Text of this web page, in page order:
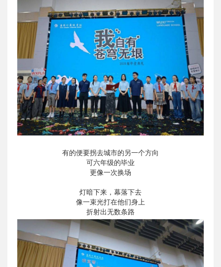
有的便要拐去城市的另一个方向
可六年级的毕业
更像一次换场
灯暗下来，幕落下去
像一束光打在他们身上
折射出无数条路